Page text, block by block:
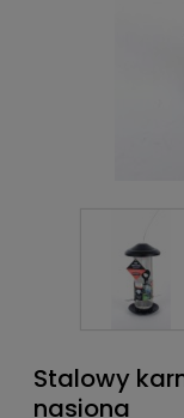
Stalowy
nasiona